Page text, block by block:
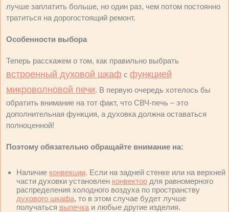
лучше заплатить больше, но один раз, чем потом постоянно
тратиться на дорогостоящий ремонт.
Особенности выбора
Теперь расскажем о том, как правильно выбрать
встроенный духовой шкаф с функцией
микроволновой печи. В первую очередь хотелось бы
обратить внимание на тот факт, что СВЧ-печь – это
дополнительная функция, а духовка должна оставаться
полноценной!
Поэтому обязательно обращайте внимание на:
Наличие конвекции. Если на задней стенке или на верхней
части духовки установлен конвектор для равномерного
распределения холодного воздуха по пространству
духового шкафа, то в этом случае будет лучше
получаться выпечка и любые другие изделия.